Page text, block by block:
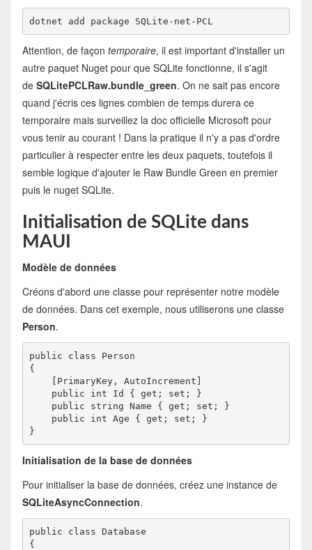
dotnet add package SQLite-net-PCL
Attention, de façon temporaire, il est important d'installer un
autre paquet Nuget pour que SQLite fonctionne, il s'agit
de SQLitePCLRaw.bundle_green. On ne sait pas encore
quand j'écris ces lignes combien de temps durera ce
temporaire mais surveillez la doc officielle Microsoft pour
vous tenir au courant ! Dans la pratique il n'y a pas d'ordre
particulier à respecter entre les deux paquets, toutefois il
semble logique d'ajouter le Raw Bundle Green en premier
puis le nuget SQLite.
Initialisation de SQLite dans
MAUI
Modèle de données
Créons d'abord une classe pour représenter notre modèle
de données. Dans cet exemple, nous utiliserons une classe
Person.
public class Person
{
[PrimaryKey, AutoIncrement]
public int Id { get; set; }
public string Name { get; set; }
public int Age { get; set; }
}
Initialisation de la base de données
Pour initialiser la base de données, créez une instance de
SQLiteAsyncConnection.
public class Database
{